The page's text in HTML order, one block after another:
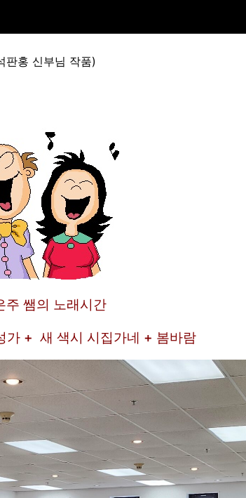
판홍 신부님 작품)
주 쌤의 노래시간
가 + 새 색시 시집가네 + 봄바람